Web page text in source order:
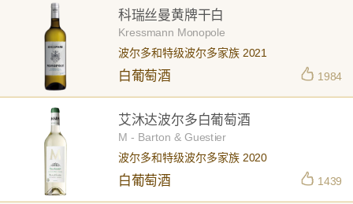
科瑞丝曼黄牌干白
Kressmann Monopole
波尔多和特级波尔多家族 2021
白葡萄酒 1984
艾沐达波尔多白葡萄酒
M - Barton & Guestier
波尔多和特级波尔多家族 2020
白葡萄酒 1439